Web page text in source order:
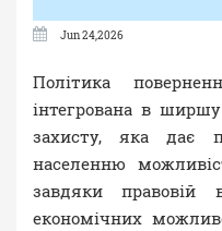
Jun 24,2026
Політика
інтегрована в
захисту, яка дає
населенню
завдяки правовій
економічних